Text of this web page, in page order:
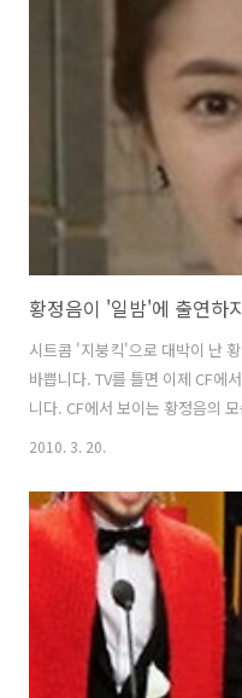
아직도 컨셉을 제대로 잡지 못했
도대체 뭔가요? 이번주 '패떴2'
서 시작했는데 그래픽 지도가 나
장면인데...’ 하는 생각이 들었
황정음이 '일밤'에 출연하
시트콤 '지붕킥'으로 대박이 난
바쁩니다. TV를 틀면 이제 CF에
니다. CF에서 보이는 황정음의
이라 금방 익숙해지는 장점도 있
도였다니 그녀의 인기가 얼마나
서 그런가요? 지난해 12월 '일밤
1월부터 출연하기로 했는데, '
붕킥' 종방후 출연키로 했습니
데, 황정음이 '일밤'에 출연하기
2010. 3. 20.